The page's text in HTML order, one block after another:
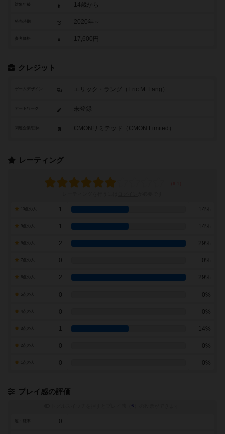
14歳から
2020年～
参考価格 17,600円
クレジット
ゲームデザイン エリック・ラング（Eric M. Lang）
アートワーク 未登録
CMONリミテッド（CMON Limited）
レーティング
1 14%
1 14%
2 29%
7点の人 0 0%
2 29%
0 0%
0 0%
1 14%
0 0%
0 0%
プレイ感の評価
※
0